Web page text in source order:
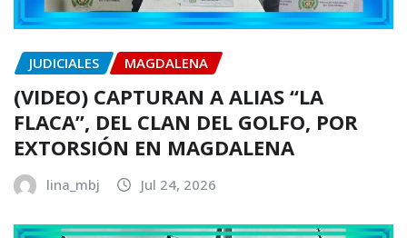
JUDICIALES MAGDALENA
(VIDEO) CAPTURAN A ALIAS “LA
FLACA”, DEL CLAN DEL GOLFO, POR
EXTORSIÓN EN MAGDALENA
lina_mbj Jul 24, 2026